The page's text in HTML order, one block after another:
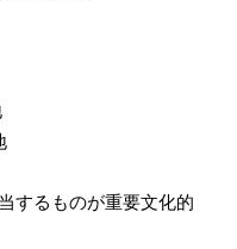
するものが重要文化的